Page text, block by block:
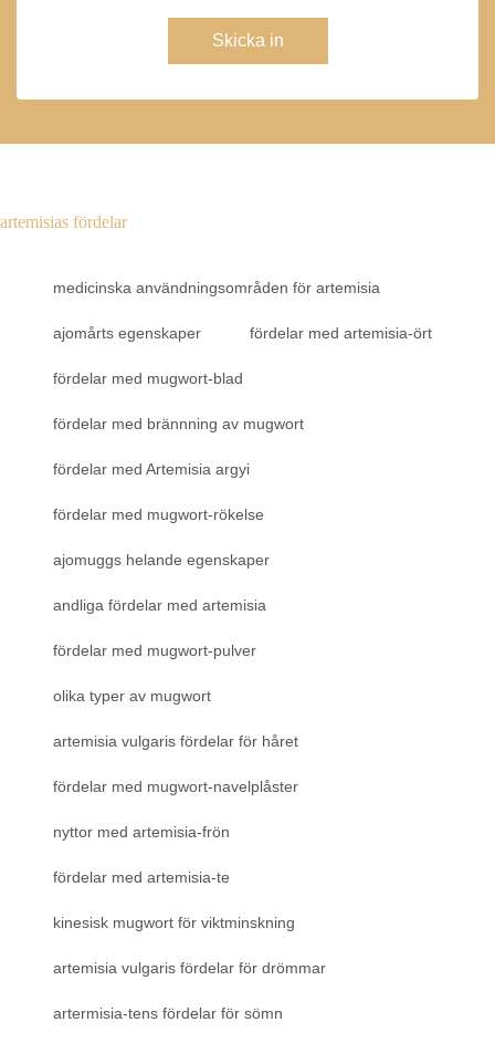
Skicka in
artemisias fördelar
medicinska användningsområden för artemisia
ajomårts egenskaper fördelar med artemisia-ört
fördelar med mugwort-blad
fördelar med brännning av mugwort
fördelar med Artemisia argyi
fördelar med mugwort-rökelse
ajomuggs helande egenskaper
andliga fördelar med artemisia
fördelar med mugwort-pulver
olika typer av mugwort
artemisia vulgaris fördelar för håret
fördelar med mugwort-navelplåster
nyttor med artemisia-frön
fördelar med artemisia-te
kinesisk mugwort för viktminskning
artemisia vulgaris fördelar för drömmar
artermisia-tens fördelar för sömn